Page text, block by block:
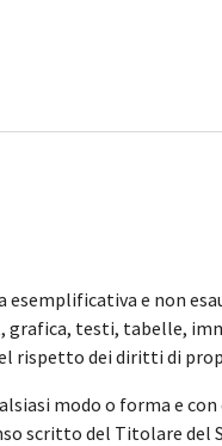
esemplificativa e non
testi, tabelle,
rispetto dei diritti di
modo o forma e
scritto del Titolare del